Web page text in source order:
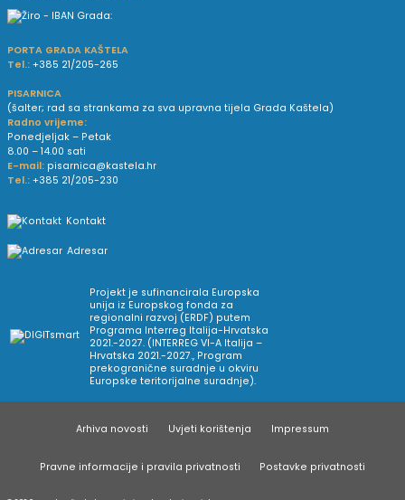
PORTA GRADA KAŠTELA
Tel.: +385 21/205-265
PISARNICA
(šalter; rad sa strankama za sva upravna tijela Grada Kaštela)
Radno vrijeme:
Ponedjeljak – Petak
8.00 – 14.00 sati
E-mail: pisarnica@kastela.hr
Tel.: +385 21/205-230
Kontakt
Adresar
Projekt je sufinancirala Europska
unija iz Europskog fonda za
regionalni razvoj (ERDF) putem
Programa Interreg Italija-Hrvatska
2021.-2027. (INTERREG VI-A Italija –
Hrvatska 2021.-2027., Program
prekogranične suradnje u okviru
Europske teritorijalne suradnje).
Arhiva novosti Uvjeti korištenja Impressum
Pravne informacije i pravila privatnosti Postavke privatnosti